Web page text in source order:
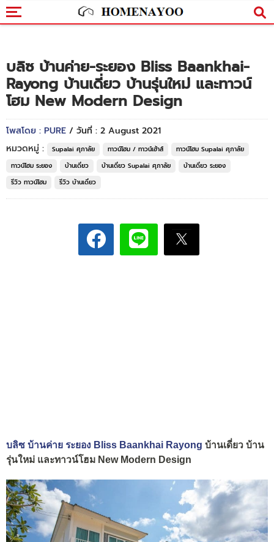
บลิซ บ้านค่าย-ระยอง Bliss Baankhai-
Rayong บ้านเดี่ยว บ้านรุ่นใหม่ และทาวน์
โฮม New Modern Design
โพสโดย : PURE / วันที่ : 2 August 2021
หมวดหมู่ :
Supalai ศุภาลัย ทาวน์โฮม / ทาวน์เฮ้าส์
ทาวน์โฮม Supalai ศุภาลัย
ทาวน์โฮม ระยอง
บ้านเดี่ยว บ้านเดี่ยว Supalai ศุภาลัย
บ้านเดี่ยว ระยอง
รีวิว ทาวน์โฮม
รีวิว บ้านเดี่ยว
บลิซ บ้านค่าย ระยอง Bliss Baankhai Rayong บ้านเดี่ยว บ้าน
รุ่นใหม่ และทาวน์โฮม New Modern Design